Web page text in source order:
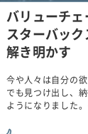
バリューチ
スターバッ
解き明かす
今や人々は自分の
でも見つけ出し、
ようになりました